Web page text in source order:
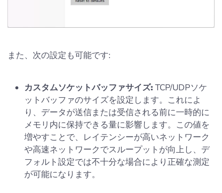
また、次の設定も可能です:
カスタムソケットバッファサイズ: TCP/UDPソケ
ットバッファのサイズを設定します。これによ
り、データが送信または受信される前に一時的に
メモリ内に保持できる量に影響します。この値を
増やすことで、レイテンシーが高いネットワーク
や高速ネットワークでスループットが向上し、デ
フォルト設定では不十分な場合により正確な測定
が可能になります。